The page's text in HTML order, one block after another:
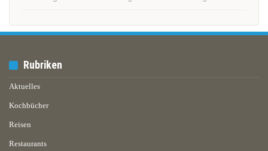
Rubriken
Aktuelles
Kochbücher
Reisen
Restaurants